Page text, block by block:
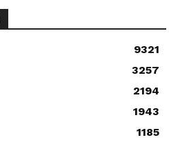
9321
3257
2194
1943
1185